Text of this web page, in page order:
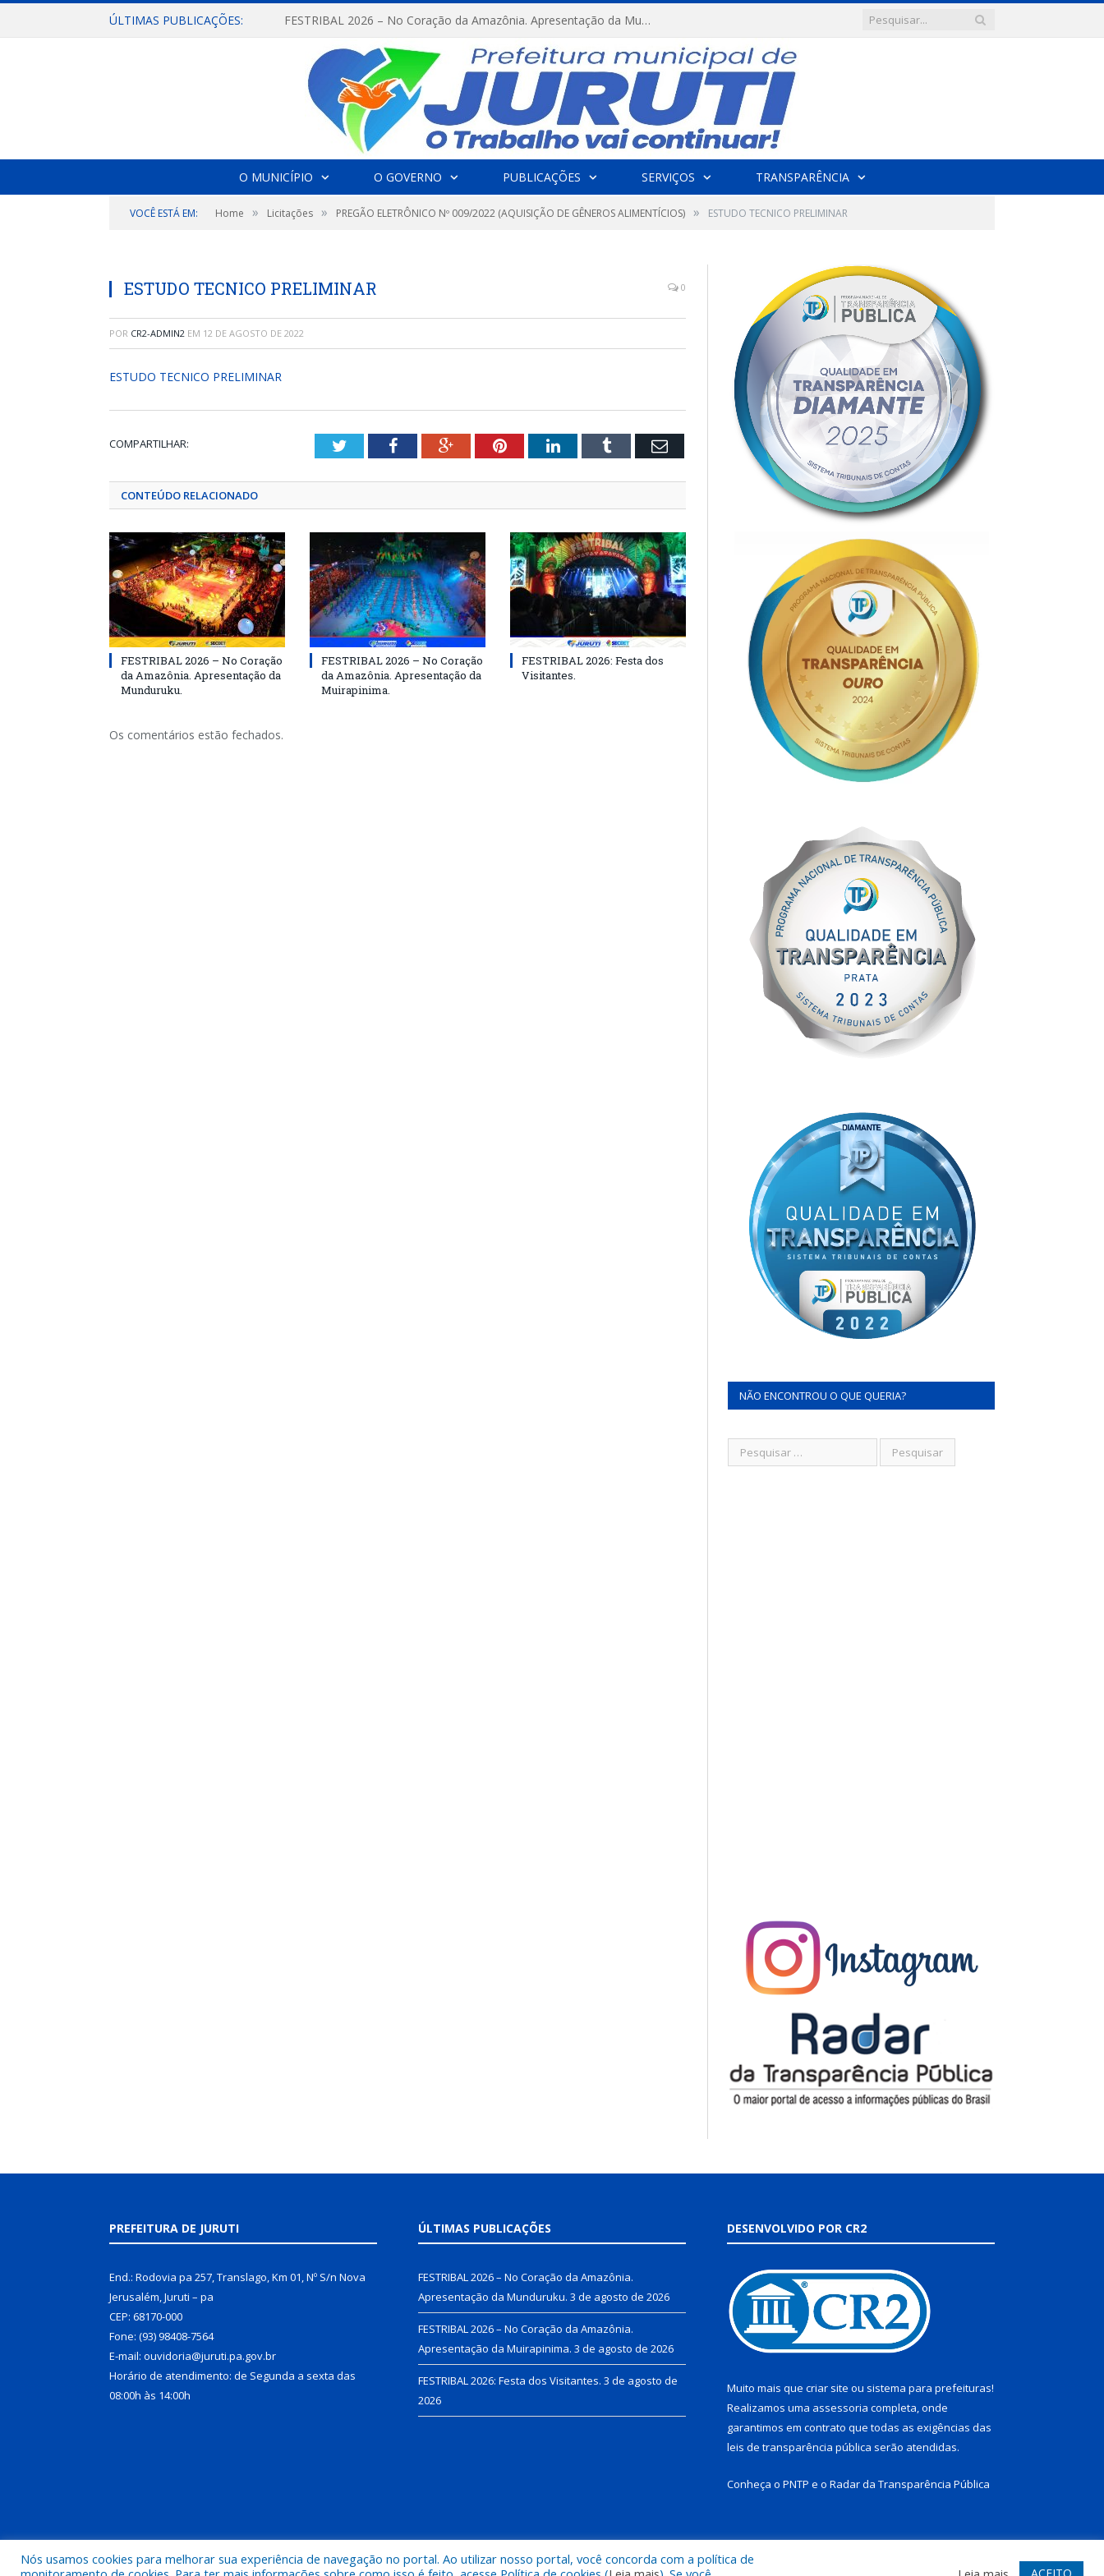
ÚLTIMAS PUBLICAÇÕES: FESTRIBAL 2026 – No Coração da Amazônia. Apresentação da Munduruku.
O MUNICÍPIO O GOVERNO PUBLICAÇÕES SERVIÇOS TRANSPARÊNCIA
VOCÊ ESTÁ EM: Home » Licitações » PREGÃO ELETRÔNICO Nº 009/2022 (AQUISIÇÃO DE GÊNEROS ALIMENTÍCIOS) » ESTUDO TECNICO PRELIMINAR
ESTUDO TECNICO PRELIMINAR 0
POR CR2-ADMIN2 EM 12 DE AGOSTO DE 2022
ESTUDO TECNICO PRELIMINAR
COMPARTILHAR: TwitterFacebookGoogle+PinterestLinkedInTumblr Email
CONTEÚDO RELACIONADO
FESTRIBAL 2026 – No Coração
da Amazônia. Apresentação da
Munduruku.
FESTRIBAL 2026 – No Coração
da Amazônia. Apresentação da
Muirapinima.
FESTRIBAL 2026: Festa dos
Visitantes.
Os comentários estão fechados.
NÃO ENCONTROU O QUE QUERIA?
PREFEITURA DE JURUTI
End.: Rodovia pa 257, Translago, Km 01, Nº S/n Nova
Jerusalém, Juruti – pa
CEP: 68170-000
Fone: (93) 98408-7564
E-mail: ouvidoria@juruti.pa.gov.br
Horário de atendimento: de Segunda a sexta das
08:00h às 14:00h
ÚLTIMAS PUBLICAÇÕES
FESTRIBAL 2026 – No Coração da Amazônia.
Apresentação da Munduruku. 3 de agosto de 2026
FESTRIBAL 2026 – No Coração da Amazônia.
Apresentação da Muirapinima. 3 de agosto de 2026
FESTRIBAL 2026: Festa dos Visitantes. 3 de agosto de
2026
DESENVOLVIDO POR CR2
Muito mais que criar site ou sistema para prefeituras!
Realizamos uma assessoria completa, onde
garantimos em contrato que todas as exigências das
leis de transparência pública serão atendidas.
Conheça o PNTP e o Radar da Transparência Pública
Todos os direitos reservados a Prefeitura Municipal de Juruti. Mapa do Site Acessar Webmail
Nós usamos cookies para melhorar sua experiência de navegação no portal. Ao utilizar nosso portal, você concorda com a política de
ACEITO